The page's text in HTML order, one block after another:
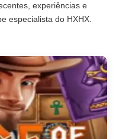
experiências e
especialista do HXHX.